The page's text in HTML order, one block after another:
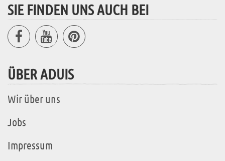
SIE FINDEN UNS AUCH BEI
ÜBER ADUIS
Wir über uns
Jobs
Impressum